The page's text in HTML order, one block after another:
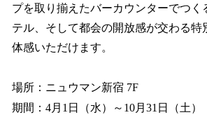
プを取り揃えたバーカウンターでつく
テル、そして都会の開放感が交わる特
体感いただけます。
場所：ニュウマン新宿 7F
期間：4月1日（水）～10月31日（土）